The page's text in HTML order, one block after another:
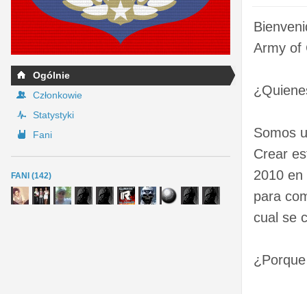
Ogólnie
Członkowie
Statystyki
Fani
FANI (142)
Army of
Somos
Crear
2010
para
cual se